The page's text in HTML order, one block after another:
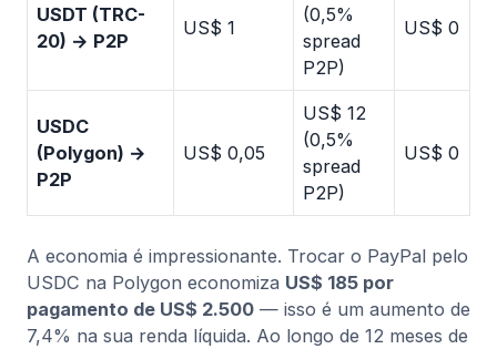
USDT (TRC-
20) → P2P
US$ 1
(0,5%
spread
P2P)
US$ 0
USDC
(Polygon) →
P2P
US$ 0,05
US$ 12
(0,5%
spread
P2P)
US$ 0
A economia é impressionante. Trocar o PayPal pelo
USDC na Polygon economiza US$ 185 por
pagamento de US$ 2.500 — isso é um aumento de
7,4% na sua renda líquida. Ao longo de 12 meses de